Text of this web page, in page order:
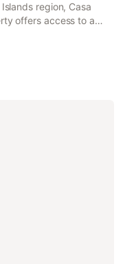
region, Casa
offers access to a
The holiday home has